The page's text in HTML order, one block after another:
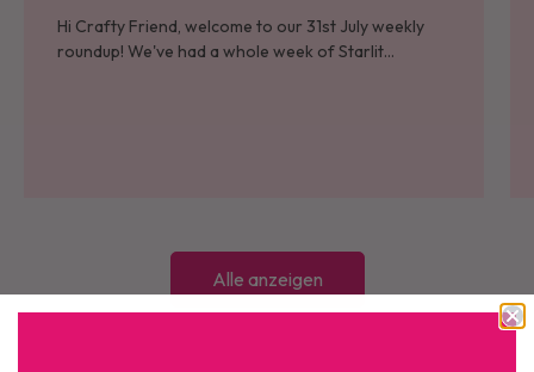
Hi Crafty Friend, welcome to our 31st July weekly
roundup! We've had a whole week of Starlit
Alle anzeigen